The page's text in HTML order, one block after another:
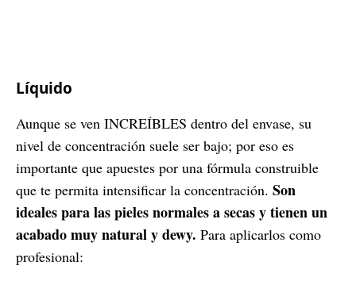
Líquido
Aunque se ven INCREÍBLES dentro del envase, su
nivel de concentración suele ser bajo; por eso es
importante que apuestes por una fórmula construible
que te permita intensificar la concentración. Son
ideales para las pieles normales a secas y tienen un
acabado muy natural y dewy. Para aplicarlos como
profesional: